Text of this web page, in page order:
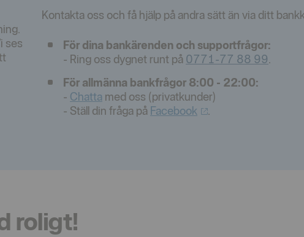
ses
Kontakta oss och få hjälp på andra sätt än via ditt
För dina bankärenden och supportfrågor:
- Ring oss dygnet runt på 0771-77 88 99.
För allmänna bankfrågor 8:00 - 22:00:
- Chatta med oss (privatkunder)
- Ställ din fråga på Facebook .
roligt!